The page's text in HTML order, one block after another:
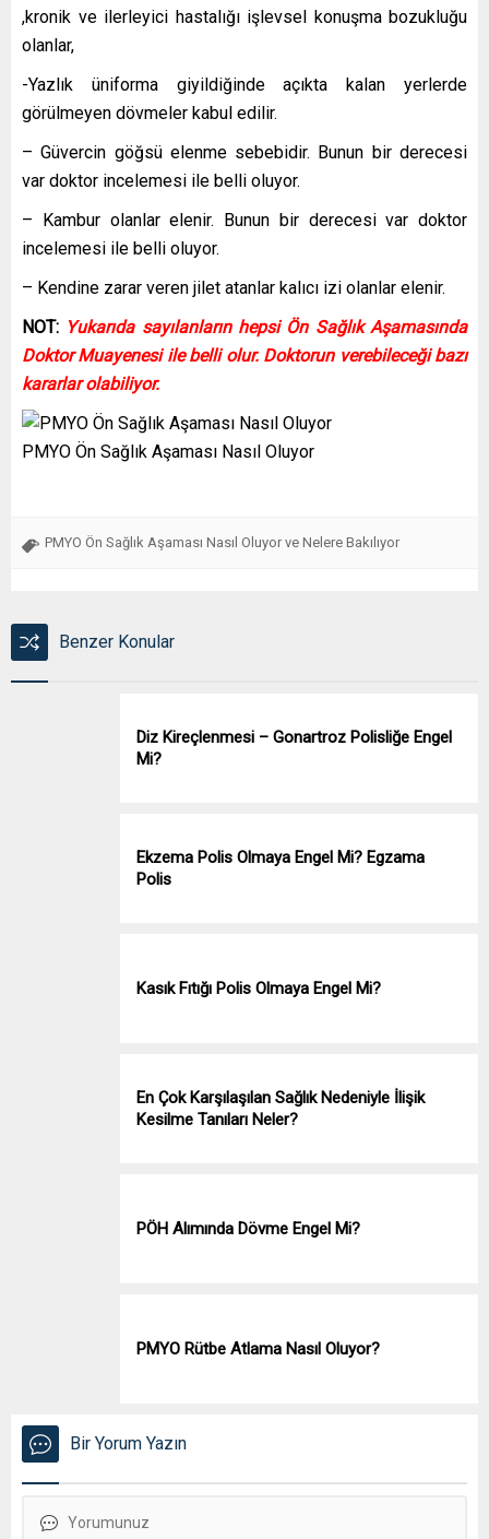
,kronik ve ilerleyici hastalığı işlevsel konuşma bozukluğu
olanlar,
-Yazlık üniforma giyildiğinde açıkta kalan yerlerde
görülmeyen dövmeler kabul edilir.
– Güvercin göğsü elenme sebebidir. Bunun bir derecesi
var doktor incelemesi ile belli oluyor.
– Kambur olanlar elenir. Bunun bir derecesi var doktor
incelemesi ile belli oluyor.
– Kendine zarar veren jilet atanlar kalıcı izi olanlar elenir.
NOT: Yukarıda sayılanların hepsi Ön Sağlık Aşamasında
Doktor Muayenesi ile belli olur. Doktorun verebileceği bazı
kararlar olabiliyor.
PMYO Ön Sağlık Aşaması Nasıl Oluyor
PMYO Ön Sağlık Aşaması Nasıl Oluyor ve Nelere Bakılıyor
Benzer Konular
Diz Kireçlenmesi – Gonartroz Polisliğe Engel
Mi?
Ekzema Polis Olmaya Engel Mi? Egzama
Polis
Kasık Fıtığı Polis Olmaya Engel Mi?
En Çok Karşılaşılan Sağlık Nedeniyle İlişik
Kesilme Tanıları Neler?
PÖH Alımında Dövme Engel Mi?
PMYO Rütbe Atlama Nasıl Oluyor?
Bir Yorum Yazın